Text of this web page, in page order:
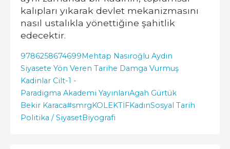
kalıpları yıkarak devlet mekanizmasını
nasıl ustalıkla yönettiğine şahitlik
edecektir.
9786258674699Mehtap Nasıroğlu Aydın
Siyasete Yön Veren Tarihe Damga Vurmuş
Kadinlar Cilt-1 -
Paradigma Akademi YayınlarıAgah Gürtük
Bekir Karaca#smrgKOLEKTİFKadınSosyal Tarih
Politika / SiyasetBiyografi